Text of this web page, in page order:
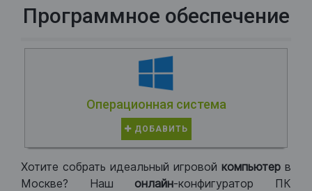
Программное обеспечение
Операционная система
ДОБАВИТЬ
Хотите собрать идеальный игровой компьютер в
Москве? Нашонлайн-конфигуратор ПК